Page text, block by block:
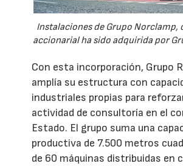
Instalaciones de Grupo Norclamp,
accionarial ha sido adquirida por
Con esta incorporación, Grupo
amplía su estructura con
industriales propias para
actividad de consultoría en el
Estado. El grupo suma una
productiva de 7.500 metros
de 60 máquinas distribuidas en